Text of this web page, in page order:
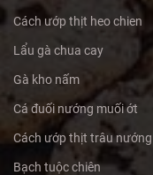
Cách ướp thịt heo chien
Lẩu gà chua cay
Gà kho nấm
Cá đuối nướng muối ớt
Cách ướp thịt trâu nướng
Bạch tuộc chiên